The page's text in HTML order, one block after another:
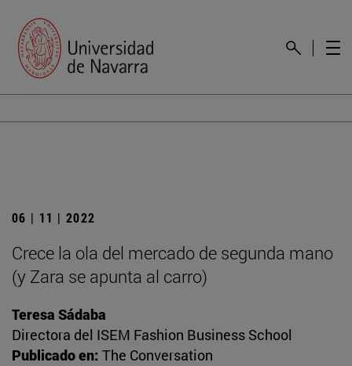
06 | 11 | 2022
Crece la ola del mercado de segunda mano
(y Zara se apunta al carro)
Teresa Sádaba
Directora del ISEM Fashion Business School
Publicado en: The Conversation